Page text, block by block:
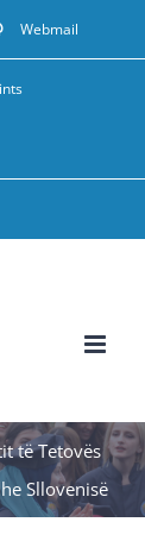
Webmail
të Tetovës
Sllovenisë